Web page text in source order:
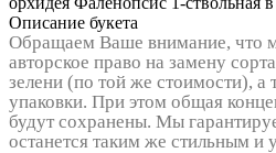
Описание букета
Обращаем Ваше внимание, что
авторское право на замену
зелени (по той же стоимости), а
упаковки. При этом общая
будут сохранены. Мы
останется таким же стильным и